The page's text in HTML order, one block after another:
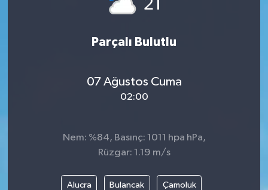
21
Parçalı Bulutlu
07 Ağustos Cuma
02:00
Nem: %84, Basınç: 1011 hpa hPa,
Rüzgar: 1.19 m/s
Alucra Bulancak Çamoluk